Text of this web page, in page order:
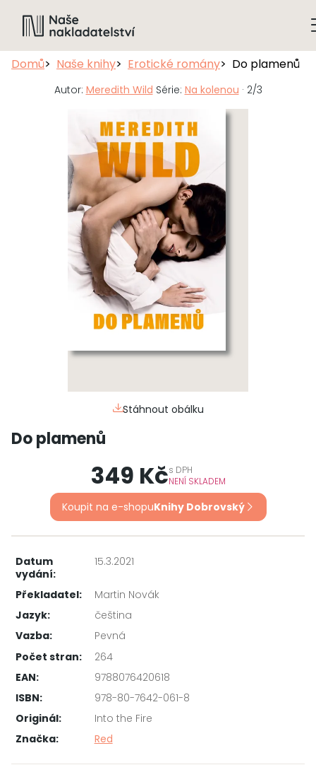
Domů Naše knihy Erotické romány Do plamenů
Autor: Meredith Wild Série: Na kolenou · 2/3
Stáhnout obálku
Do plamenů
349 Kčs DPH
NENÍ SKLADEM
Koupit na e-shopuKnihy Dobrovský
Datum
vydání:
15.3.2021
Překladatel:
Martin Novák
Jazyk:
čeština
Vazba:
Pevná
Počet stran:
264
EAN:
9788076420618
ISBN:
978-80-7642-061-8
Originál:
Into the Fire
Značka:
Red